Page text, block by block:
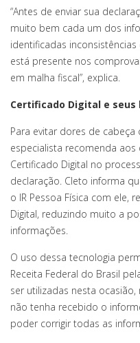
“Antes de enviar sua
muito bem cada um dos
identificadas
está presente nos
em malha fiscal”, explica.
Certificado Digital e
Para evitar dores de cabeça
especialista recomenda
Certificado Digital no
declaração. Cleto informa
o IR Pessoa Física com ele,
Digital, reduzindo muito a
informações.
O uso dessa tecnologia
Receita Federal do Brasil
ser utilizadas nesta
não tenha recebido o
poder corrigir todas as